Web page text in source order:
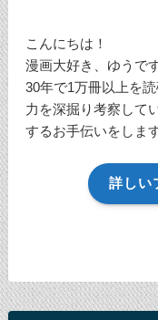
こんにちは！
漫画大好き、ゆうです
30年で1万冊以上を
力を深掘り考察して
するお手伝いをします
詳しい